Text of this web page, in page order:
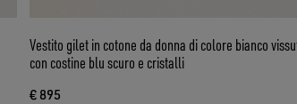
Vestito gilet in cotone da donna di colore bianco
con costine blu scuro e cristalli
€ 895